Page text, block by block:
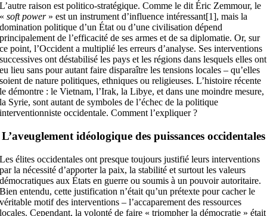
L’autre raison est politico-stratégique. Comme le dit Éric Zemmour, le
«soft power» est un instrument d’influence intéressant[1], mais la
domination politique d’un État ou d’une civilisation dépend
principalement de l’efficacité de ses armes et de sa diplomatie. Or, sur
ce point, l’Occident a multiplié les erreurs d’analyse. Ses interventions
successives ont déstabilisé les pays et les régions dans lesquels elles ont
eu lieu sans pour autant faire disparaître les tensions locales – qu’elles
soient de nature politiques, ethniques ou religieuses. L’histoire récente
le démontre : le Vietnam, l’Irak, la Libye, et dans une moindre mesure,
la Syrie, sont autant de symboles de l’échec de la politique
interventionniste occidentale. Comment l’expliquer ?
L’aveuglement idéologique des puissances occidentales
Les élites occidentales ont presque toujours justifié leurs interventions
par la nécessité d’apporter la paix, la stabilité et surtout les valeurs
démocratiques aux États en guerre ou soumis à un pouvoir autoritaire.
Bien entendu, cette justification n’était qu’un prétexte pour cacher le
véritable motif des interventions – l’accaparement des ressources
locales. Cependant, la volonté de faire « triompher la démocratie » était